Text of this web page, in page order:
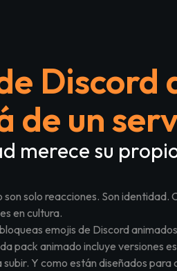
Discord
de un
merece su
son solo reacciones. Son identidad.
en cultura.
emojis de Discord
pack animado incluye versiones
Y como están diseñados